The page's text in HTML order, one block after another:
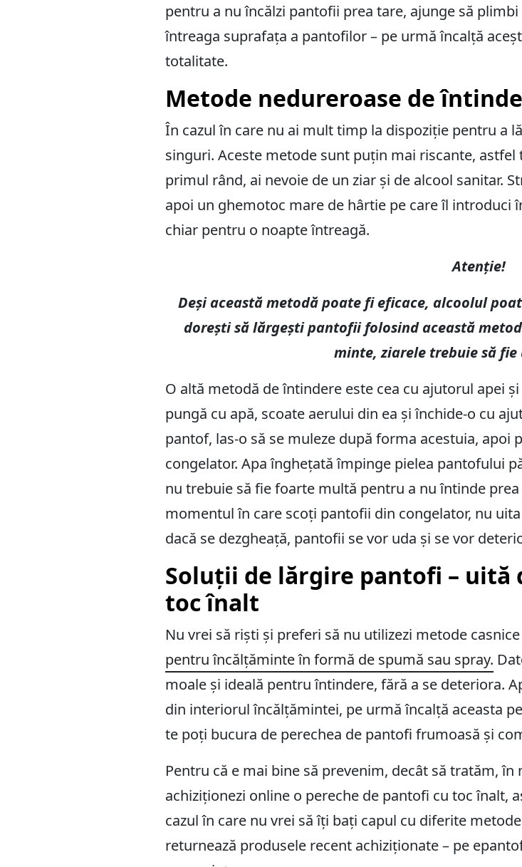
pentru a nu încălzi pantofii prea tare, ajunge să
întreaga suprafața a pantofilor – pe urmă încalță
totalitate.
Metode nedureroase de
În cazul în care nu ai mult timp la dispoziție pentru a
singuri. Aceste metode sunt puțin mai riscante,
primul rând, ai nevoie de un ziar și de alcool sanitar.
apoi un ghemotoc mare de hârtie pe care îl introduci
chiar pentru o noapte întreagă.
Atenție!
Deși această metodă poate fi eficace, alcoolul
dorești să lărgești pantofii folosind această
minte, ziarele trebuie să fie
O altă metodă de întindere este cea cu ajutorul apei
pungă cu apă, scoate aerului din ea și închide-o cu
pantof, las-o să se muleze după forma acestuia,
congelator. Apa înghețată împinge pielea pantofului
nu trebuie să fie foarte multă pentru a nu întinde
momentul în care scoți pantofii din congelator, nu
dacă se dezgheață, pantofii se vor uda și se vor
Soluții de lărgire pantofi – uită
toc înalt
Nu vrei să riști și preferi să nu utilizezi metode
pentru încălțăminte în formă de spumă sau spray.
moale și ideală pentru întindere, fără a se deteriora.
din interiorul încălțămintei, pe urmă încalță aceasta
te poți bucura de perechea de pantofi frumoasă și
Pentru că e mai bine să prevenim, decât să tratăm,
achiziționezi online o pereche de pantofi cu toc înalt,
cazul în care nu vrei să îți bați capul cu diferite
returnează produsele recent achiziționate – pe